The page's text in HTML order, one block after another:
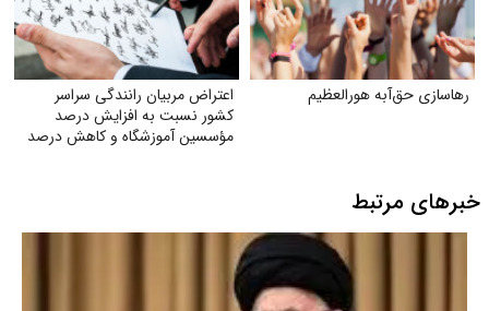
رهاسازی حق‌آبه هورالعظیم
اعتراض مربیان رانندگی سراسر
کشور نسبت به افزایش درصد
مؤسسین آموزشگاه و کاهش درصد
خبرهای مرتبط